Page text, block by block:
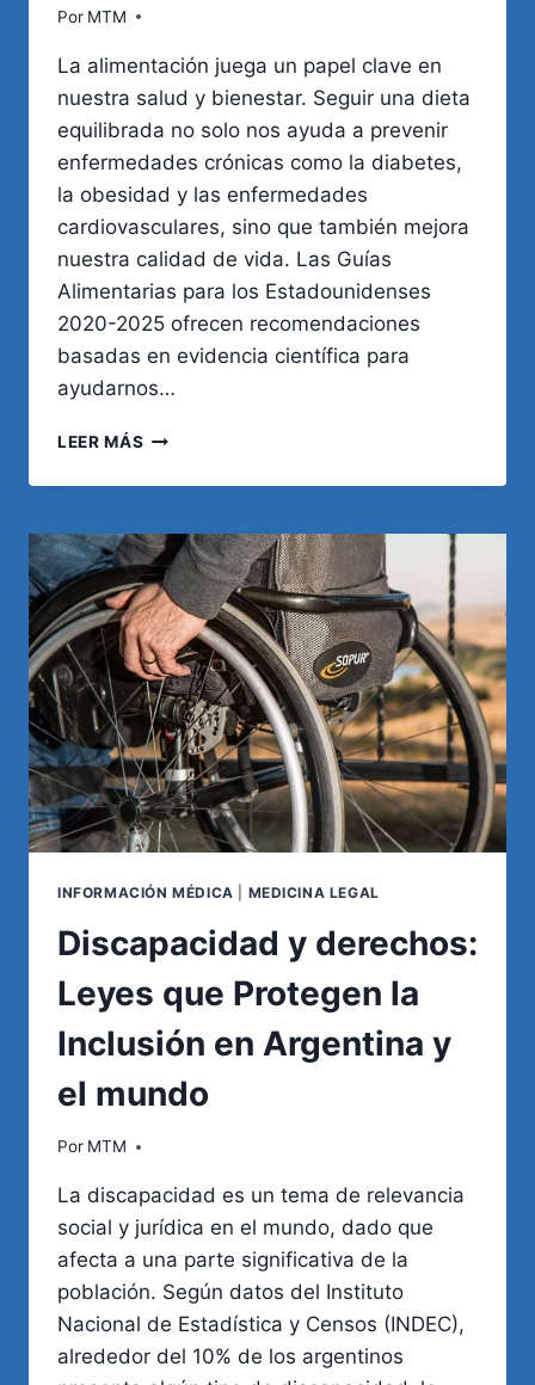
Por MTM
La alimentación juega un papel clave en
nuestra salud y bienestar. Seguir una dieta
equilibrada no solo nos ayuda a prevenir
enfermedades crónicas como la diabetes,
la obesidad y las enfermedades
cardiovasculares, sino que también mejora
nuestra calidad de vida. Las Guías
Alimentarias para los Estadounidenses
2020-2025 ofrecen recomendaciones
basadas en evidencia científica para
ayudarnos…
LEER MÁS ALIMENTACIÓN
SEGÚN
ACTUALES
INFORMACIÓN MÉDICA MEDICINA LEGAL
Discapacidad y derechos:
Leyes que Protegen la
Inclusión en Argentina y
el mundo
Por MTM
La discapacidad es un tema de relevancia
social y jurídica en el mundo, dado que
afecta a una parte significativa de la
población. Según datos del Instituto
Nacional de Estadística y Censos (INDEC),
alrededor del 10% de los argentinos